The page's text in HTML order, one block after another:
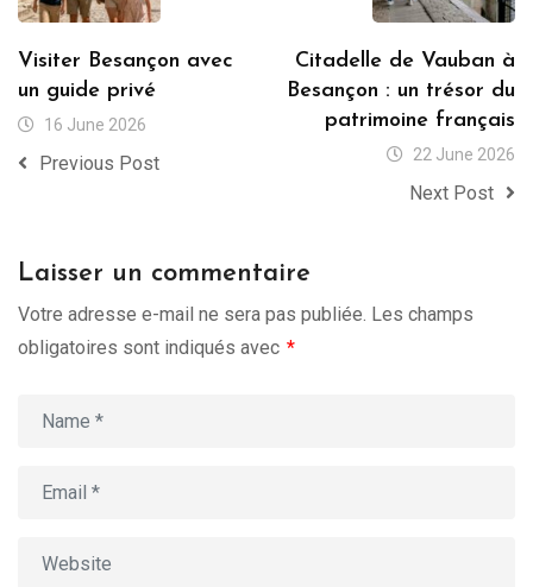
Visiter Besançon avec
un guide privé
16 June 2026
Previous Post
Citadelle de Vauban à
Besançon : un trésor du
patrimoine français
22 June 2026
Next Post
Laisser un commentaire
Votre adresse e-mail ne sera pas publiée. Les champs
obligatoires sont indiqués avec *